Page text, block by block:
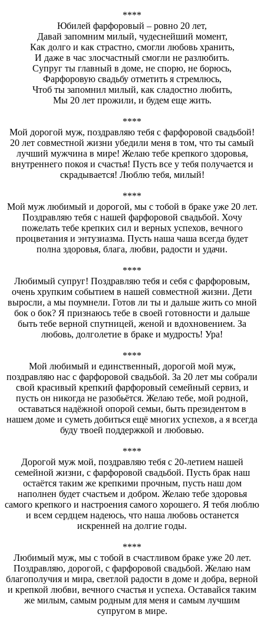
****
Юбилей фарфоровый – ровно 20 лет,
Давай запомним милый, чудеснейший момент,
Как долго и как страстно, смогли любовь хранить,
И даже в час злосчастный смогли не разлюбить.
Супруг ты главный в доме, не спорю, не борюсь,
Фарфоровую свадьбу отметить я стремлюсь,
Чтоб ты запомнил милый, как сладостно любить,
Мы 20 лет прожили, и будем еще жить.
****
Мой дорогой муж, поздравляю тебя с фарфоровой свадьбой!
20 лет совместной жизни убедили меня в том, что ты самый
лучший мужчина в мире! Желаю тебе крепкого здоровья,
внутреннего покоя и счастья! Пусть все у тебя получается и
скрадывается! Люблю тебя, милый!
****
Мой муж любимый и дорогой, мы с тобой в браке уже 20 лет.
Поздравляю тебя с нашей фарфоровой свадьбой. Хочу
пожелать тебе крепких сил и верных успехов, вечного
процветания и энтузиазма. Пусть наша чаша всегда будет
полна здоровья, блага, любви, радости и удачи.
****
Любимый супруг! Поздравляю тебя и себя с фарфоровым,
очень хрупким событием в нашей совместной жизни. Дети
выросли, а мы поумнели. Готов ли ты и дальше жить со мной
бок о бок? Я признаюсь тебе в своей готовности и дальше
быть тебе верной спутницей, женой и вдохновением. За
любовь, долголетие в браке и мудрость! Ура!
****
Мой любимый и единственный, дорогой мой муж,
поздравляю нас с фарфоровой свадьбой. За 20 лет мы собрали
свой красивый крепкий фарфоровый семейный сервиз, и
пусть он никогда не разобьётся. Желаю тебе, мой родной,
оставаться надёжной опорой семьи, быть президентом в
нашем доме и суметь добиться ещё многих успехов, а я всегда
буду твоей поддержкой и любовью.
****
Дорогой муж мой, поздравляю тебя с 20-летием нашей
семейной жизни, с фарфоровой свадьбой. Пусть брак наш
остаётся таким же крепкими прочным, пусть наш дом
наполнен будет счастьем и добром. Желаю тебе здоровья
самого крепкого и настроения самого хорошего. Я тебя люблю
и всем сердцем надеюсь, что наша любовь останется
искренней на долгие годы.
****
Любимый муж, мы с тобой в счастливом браке уже 20 лет.
Поздравляю, дорогой, с фарфоровой свадьбой. Желаю нам
благополучия и мира, светлой радости в доме и добра, верной
и крепкой любви, вечного счастья и успеха. Оставайся таким
же милым, самым родным для меня и самым лучшим
супругом в мире.